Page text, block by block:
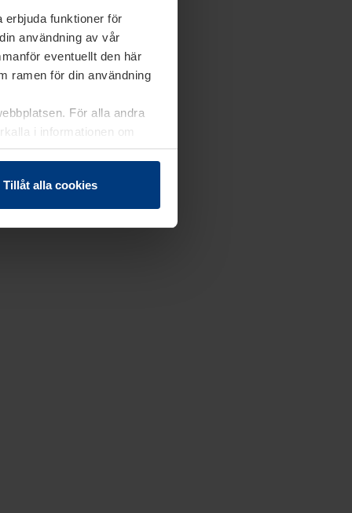
erbjuda funktioner för
användning av vår
eventuellt den här
ramen för din användning
För alla andra
i informationen om
Tillåt alla cookies